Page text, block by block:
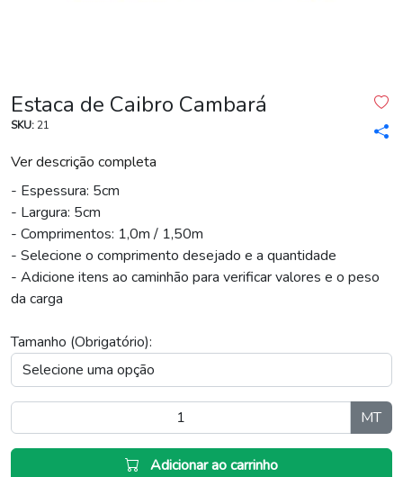
Estaca de Caibro Cambará
SKU:21
Ver descrição completa
- Espessura: 5cm
- Largura: 5cm
- Comprimentos: 1,0m / 1,50m
- Selecione o comprimento desejado e a quantidade
- Adicione itens ao caminhão para verificar valores e o peso
da carga
Tamanho (Obrigatório):
MT
Adicionar ao carrinho